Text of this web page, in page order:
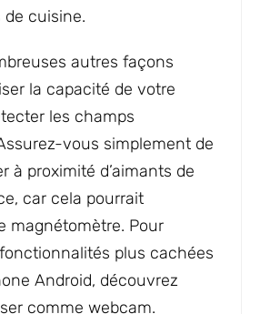
de cuisine.
autres façons
la capacité de votre
les champs
vous simplement de
à proximité d’aimants de
car cela pourrait
magnétomètre. Pour
plus cachées
Android, découvrez
comme webcam.